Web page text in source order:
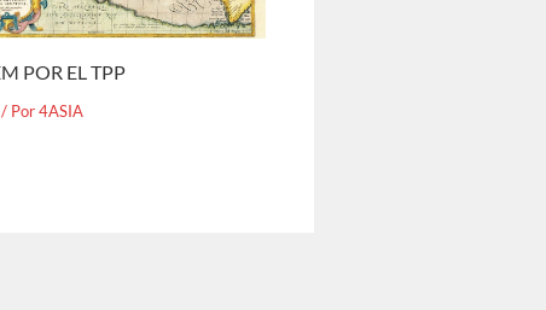
POR EL TPP
/ Por4ASIA